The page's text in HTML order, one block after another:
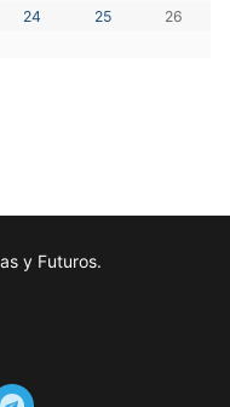
24 25
26
y Futuros.